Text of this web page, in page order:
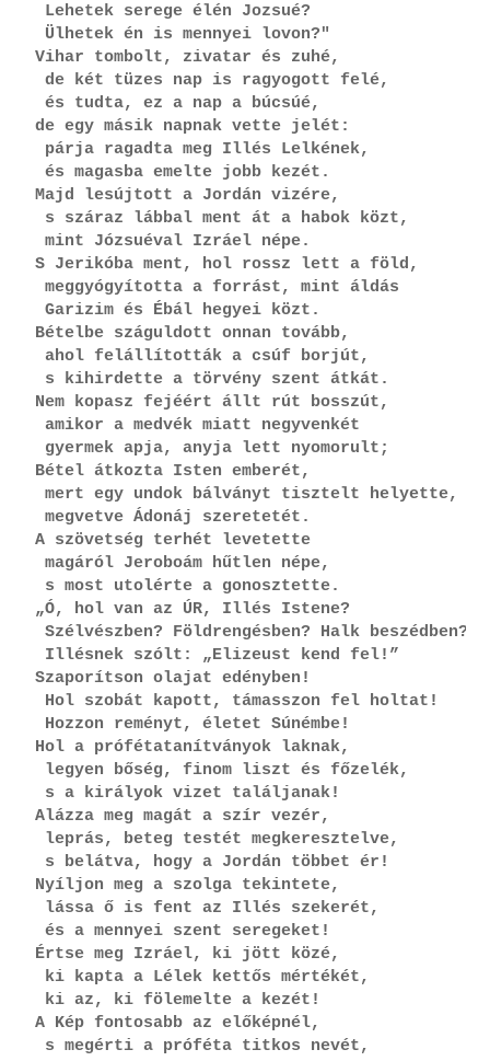
Lehetek serege élén Jozsué?
Ülhetek én is mennyei lovon?"
Vihar tombolt, zivatar és zuhé,
de két tüzes nap is ragyogott felé,
és tudta, ez a nap a búcsúé,
de egy másik napnak vette jelét:
párja ragadta meg Illés Lelkének,
és magasba emelte jobb kezét.
Majd lesújtott a Jordán vizére,
s száraz lábbal ment át a habok közt,
mint Józsuéval Izráel népe.
S Jerikóba ment, hol rossz lett a föld,
meggyógyította a forrást, mint áldás
Garizim és Ébál hegyei közt.
Bételbe száguldott onnan tovább,
ahol felállították a csúf borjút,
s kihirdette a törvény szent átkát.
Nem kopasz fejéért állt rút bosszút,
amikor a medvék miatt negyvenkét
gyermek apja, anyja lett nyomorult;
Bétel átkozta Isten emberét,
mert egy undok bálványt tisztelt helyette,
megvetve Ádonáj szeretetét.
A szövetség terhét levetette
magáról Jeroboám hűtlen népe,
s most utolérte a gonosztette.
„Ó, hol van az ÚR, Illés Istene?
Szélvészben? Földrengésben? Halk beszédben?”
Illésnek szólt: „Elizeust kend fel!”
Szaporítson olajat edényben!
Hol szobát kapott, támasszon fel holtat!
Hozzon reményt, életet Súnémbe!
Hol a prófétatanítványok laknak,
legyen bőség, finom liszt és főzelék,
s a királyok vizet találjanak!
Alázza meg magát a szír vezér,
leprás, beteg testét megkeresztelve,
s belátva, hogy a Jordán többet ér!
Nyíljon meg a szolga tekintete,
lássa ő is fent az Illés szekerét,
és a mennyei szent seregeket!
Értse meg Izráel, ki jött közé,
ki kapta a Lélek kettős mértékét,
ki az, ki fölemelte a kezét!
A Kép fontosabb az előképnél,
s megérti a próféta titkos nevét,